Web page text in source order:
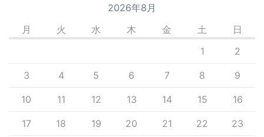
2026年8月
月
火 水 木 金 土 日
1 2
3 4 5 6 7 8 9
10 11 12 13 14 15 16
17 18 19 20 21 22 23